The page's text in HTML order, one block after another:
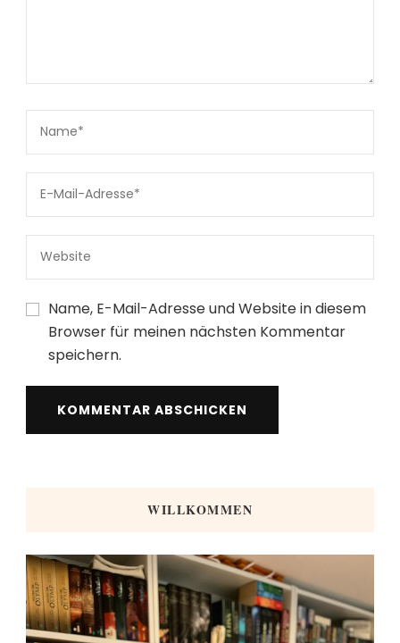
Name, E-Mail-Adresse und Website in diesem
Browser für meinen nächsten Kommentar
speichern.
WILLKOMMEN